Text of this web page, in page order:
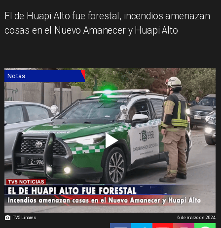
​El de Huapi Alto fue forestal, incendios amenazan
cosas en el Nuevo Amanecer y Huapi Alto
TV5 Linares
Notas
6 de marzo de 2024